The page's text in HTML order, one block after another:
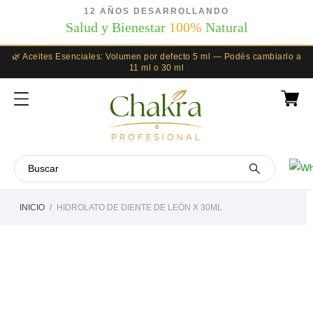
12 AÑOS DESARROLLANDO
Salud y Bienestar 100% Natural
🌿 Aceites Esenciales: Volumen por defecto 5 ml — Podés cambiarlo a
11 ml o 30 ml
INICIO HIDROLATO DE DIENTE DE LEÓN X 30ML